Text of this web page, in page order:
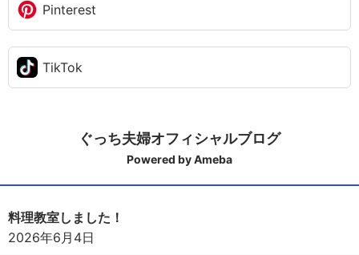
Pinterest
TikTok
ぐっち夫婦オフィシャルブログ
Powered by Ameba
料理教室しました！
2026年6月4日